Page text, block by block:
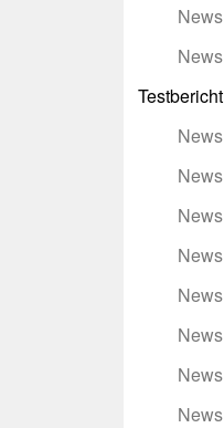
News
News
Testbericht
News
News
News
News
News
News
News
News